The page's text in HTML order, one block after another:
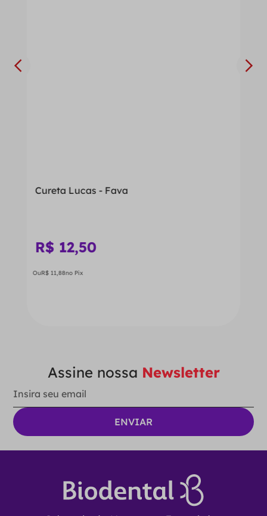
Cureta Lucas - Fava
R$ 12,50
OuR$ 11,88no Pix
Assine nossa Newsletter